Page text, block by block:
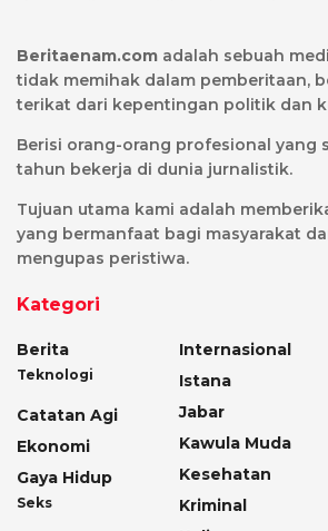
Beritaenam.com adalah sebuah
tidak memihak dalam pemberitaan,
terikat dari kepentingan politik dan
Berisi orang-orang profesional yang
tahun bekerja di dunia jurnalistik.
Tujuan utama kami adalah
yang bermanfaat bagi masyarakat
mengupas peristiwa.
Kategori
Berita
Teknologi
Catatan Agi
Ekonomi
Gaya Hidup
Seks
Internasional
Istana
Jabar
Kawula Muda
Kesehatan
Kriminal